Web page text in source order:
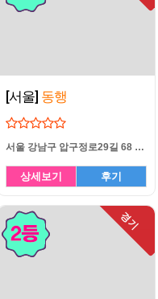
[서울] 동행
서울 강남구 압구정로29길 68 제2호 1층(압구정동주구센터)
상세보기 후기
경기